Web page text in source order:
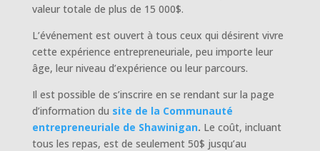
valeur totale de plus de 15 000$.
L’événement est ouvert à tous ceux qui désirent vivre
cette expérience entrepreneuriale, peu importe leur
âge, leur niveau d’expérience ou leur parcours.
Il est possible de s’inscrire en se rendant sur la page
d’information du site de la Communauté
entrepreneuriale de Shawinigan. Le coût, incluant
tous les repas, est de seulement 50$ jusqu’au